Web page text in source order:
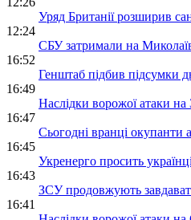
Уряд Британії розширив
12:24
СБУ затримали на
16:52
Генштаб підбив підсумки
16:49
Наслідки ворожої атаки
16:47
Сьогодні вранці окупанти
16:45
Укренерго просить
16:43
ЗСУ продовжують
16:41